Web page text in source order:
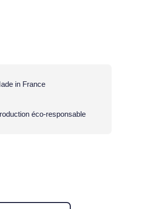
in France
éco-responsable